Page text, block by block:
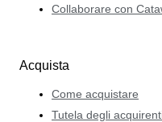
Collaborare con
Acquista
Come acquistare
Tutela degli